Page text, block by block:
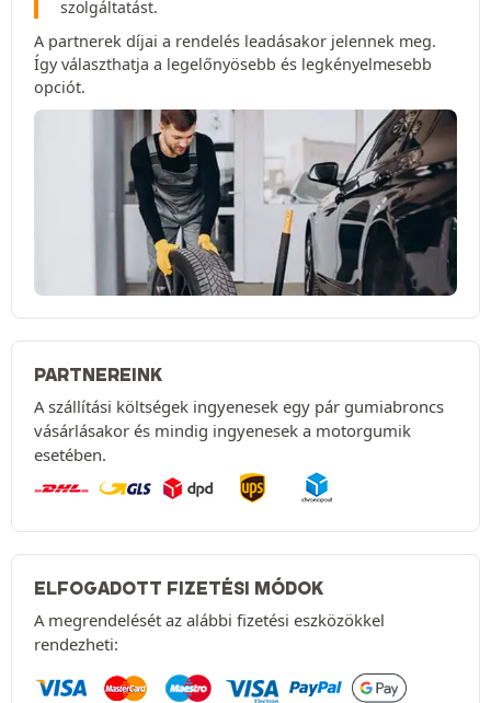
szolgáltatást.
A partnerek díjai a rendelés leadásakor jelennek meg.
Így választhatja a legelőnyösebb és legkényelmesebb
opciót.
PARTNEREINK
A szállítási költségek ingyenesek egy pár gumiabroncs
vásárlásakor és mindig ingyenesek a motorgumik
esetében.
ELFOGADOTT FIZETÉSI MÓDOK
A megrendelését az alábbi fizetési eszközökkel
rendezheti: